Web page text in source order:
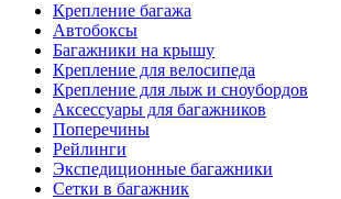
Крепление багажа
Автобоксы
Багажники на крышу
Крепление для велосипеда
Крепление для лыж и сноубордов
Аксессуары для багажников
Поперечины
Рейлинги
Экспедиционные багажники
Сетки в багажник